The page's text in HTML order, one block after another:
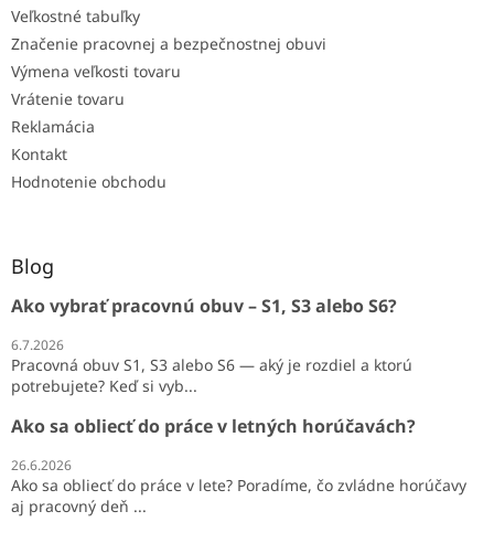
Veľkostné tabuľky
Značenie pracovnej a bezpečnostnej obuvi
Výmena veľkosti tovaru
Vrátenie tovaru
Reklamácia
Kontakt
Hodnotenie obchodu
Blog
Ako vybrať pracovnú obuv – S1, S3 alebo S6?
6.7.2026
Pracovná obuv S1, S3 alebo S6 — aký je rozdiel a ktorú
potrebujete? Keď si vyb...
Ako sa obliecť do práce v letných horúčavách?
26.6.2026
Ako sa obliecť do práce v lete? Poradíme, čo zvládne horúčavy
aj pracovný deň ...